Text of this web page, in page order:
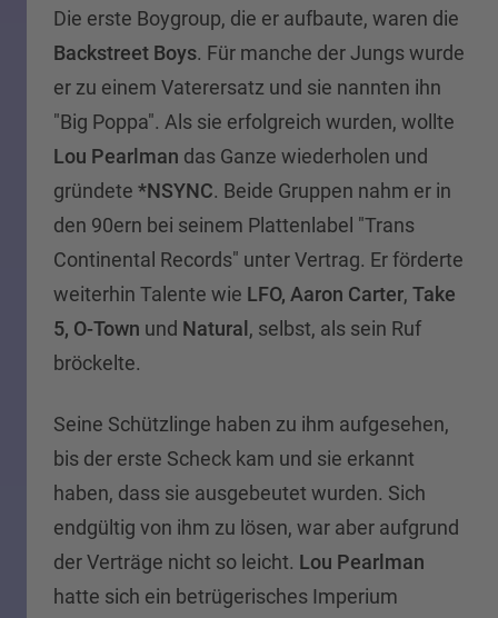
Die erste Boygroup, die er aufbaute, waren die
Backstreet Boys. Für manche der Jungs wurde
er zu einem Vaterersatz und sie nannten ihn
"Big Poppa". Als sie erfolgreich wurden, wollte
Lou Pearlman das Ganze wiederholen und
gründete *NSYNC. Beide Gruppen nahm er in
den 90ern bei seinem Plattenlabel "Trans
Continental Records" unter Vertrag. Er förderte
weiterhin Talente wie LFO, Aaron Carter, Take
5, O-Town und Natural , selbst, als sein Ruf
bröckelte.
Seine Schützlinge haben zu ihm aufgesehen,
bis der erste Scheck kam und sie erkannt
haben, dass sie ausgebeutet wurden. Sich
endgültig von ihm zu lösen, war aber aufgrund
der Verträge nicht so leicht. Lou Pearlman
hatte sich ein betrügerisches Imperium